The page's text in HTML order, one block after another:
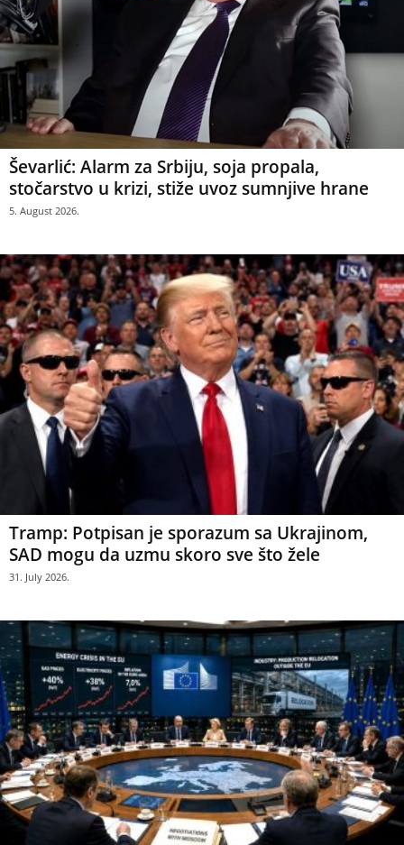
Ševarlić: Alarm za Srbiju, soja propala,
stočarstvo u krizi, stiže uvoz sumnjive hrane
5. August 2026.
Tramp: Potpisan je sporazum sa Ukrajinom,
SAD mogu da uzmu skoro sve što žele
31. July 2026.